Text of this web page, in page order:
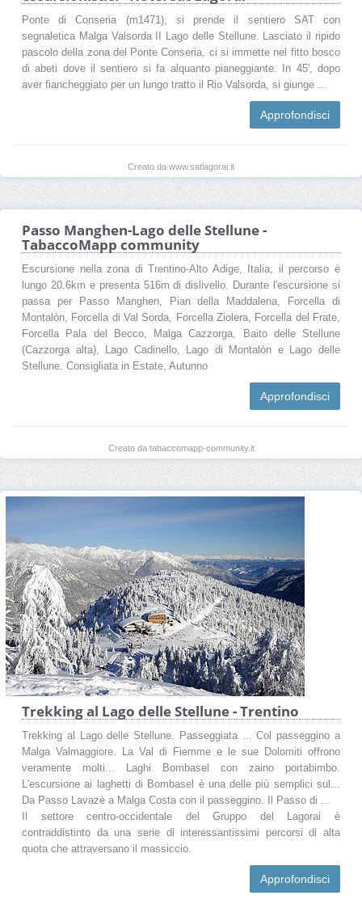
Ponte di Conseria (m1471), si prende il sentiero SAT con
segnaletica Malga Valsorda II Lago delle Stellune. Lasciato il ripido
pascolo della zona del Ponte Conseria, ci si immette nel fitto bosco
di abeti dove il sentiero si fa alquanto pianeggiante. In 45′, dopo
aver fiancheggiato per un lungo tratto il Rio Valsorda, si giunge ...
Approfondisci
Creato da www.satlagorai.it
Passo Manghen-Lago delle Stellune -
TabaccoMapp community
Escursione nella zona di Trentino-Alto Adige, Italia; il percorso è
lungo 20.6km e presenta 516m di dislivello. Durante l'escursione si
passa per Passo Manghen, Pian della Maddalena, Forcella di
Montalòn, Forcella di Val Sorda, Forcella Ziolera, Forcella del Frate,
Forcella Pala del Becco, Malga Cazzorga, Baito delle Stellune
(Cazzorga alta), Lago Cadinello, Lago di Montalòn e Lago delle
Stellune. Consigliata in Estate, Autunno
Approfondisci
Creato da tabaccomapp-community.it
Trekking al Lago delle Stellune - Trentino
Trekking al Lago delle Stellune. Passeggiata ... Col passeggino a
Malga Valmaggiore. La Val di Fiemme e le sue Dolomiti offrono
veramente molti... Laghi Bombasel con zaino portabimbo.
L'escursione ai laghetti di Bombasel è una delle più semplici sul...
Da Passo Lavazè a Malga Costa con il passeggino. Il Passo di ...
Il settore centro-occidentale del Gruppo del Lagorai è
contraddistinto da una serie di interessantissimi percorsi di alta
quota che attraversano il massiccio.
Approfondisci